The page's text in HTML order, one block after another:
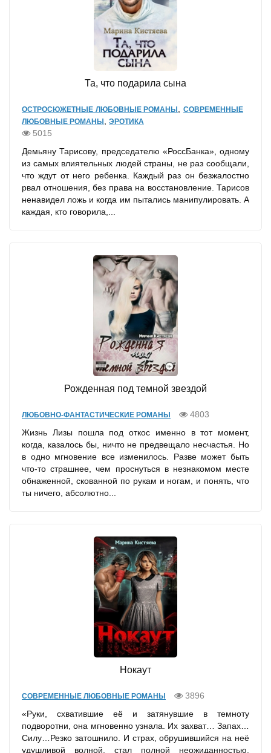
Та, что подарила сына
ОСТРОСЮЖЕТНЫЕ ЛЮБОВНЫЕ РОМАНЫ ,СОВРЕМЕННЫЕ
ЛЮБОВНЫЕ РОМАНЫ
ЭРОТИКА
5015
Демьяну Тарисову, председателю «РоссБанка», одному
из самых влиятельных людей страны, не раз сообщали,
что ждут от него ребенка. Каждый раз он безжалостно
рвал отношения, без права на восстановление. Тарисов
ненавидел ложь и когда им пытались манипулировать. А
каждая, кто говорила,...
Рожденная под темной звездой
ЛЮБОВНО-ФАНТАСТИЧЕСКИЕ РОМАНЫ
4803
Жизнь Лизы пошла под откос именно в тот момент,
когда, казалось бы, ничто не предвещало несчастья. Но
в одно мгновение все изменилось. Разве может быть
что-то страшнее, чем проснуться в незнакомом месте
обнаженной, скованной по рукам и ногам, и понять, что
ты ничего, абсолютно...
Нокаут
СОВРЕМЕННЫЕ ЛЮБОВНЫЕ РОМАНЫ
3896
«Руки, схватившие её и затянувшие в темноту
подворотни, она мгновенно узнала. Их захват… Запах…
Силу…Резко затошнило. И страх, обрушившийся на неё
удушливой волной, стал полной неожиданностью.